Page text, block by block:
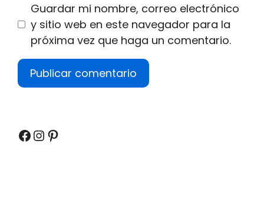
Guardar mi nombre, correo electrónico
y sitio web en este navegador para la
próxima vez que haga un comentario.
Facebook
Instagram
Pinterest